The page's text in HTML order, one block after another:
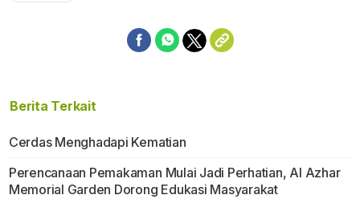
Berita Terkait
Cerdas Menghadapi Kematian
Perencanaan Pemakaman Mulai Jadi Perhatian, Al Azhar
Memorial Garden Dorong Edukasi Masyarakat